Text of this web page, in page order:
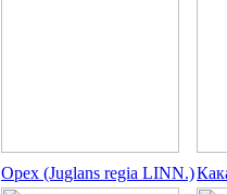
Орех (Juglans regia LINN.)